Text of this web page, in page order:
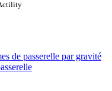
de passerelle par gravité